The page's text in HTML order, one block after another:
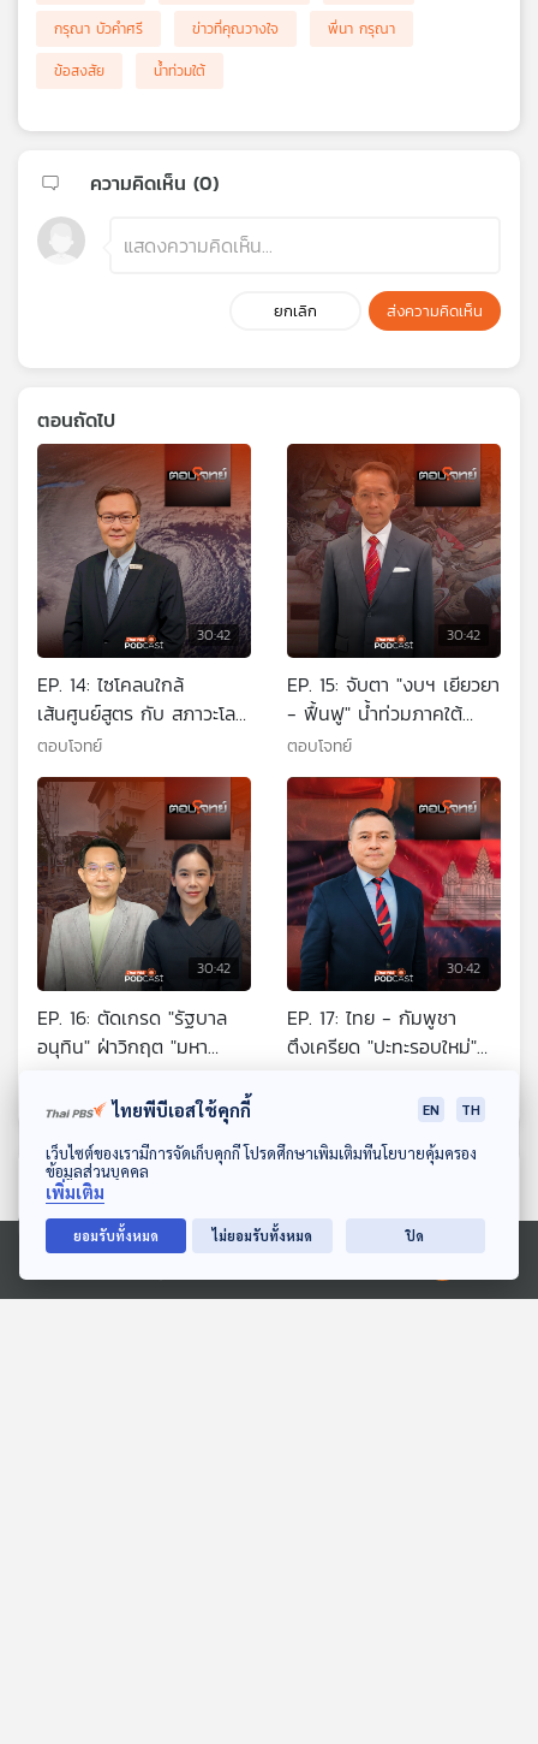
ดาวน์โหลด Thai PBS Podcast Application
Ⓒ 2020 องค์การกระจายเสียงและแพร่ภาพสาธารณะแห่งประเทศไทย
กรุณา บัวคำศรี
ข่าวที่คุณวางใจ
พี่นา กรุณา
ข้อสงสัย
น้ำท่วมใต้
ความคิดเห็น (0)
ยกเลิก ส่งความคิดเห็น
ตอนถัดไป
30:42
EP. 14: ไซโคลนใกล้
เส้นศูนย์สูตร กับ สภาวะโลก
เดือด
ตอบโจทย์
30:42
EP. 15: จับตา "งบฯ เยียวยา
- ฟื้นฟู" น้ำท่วมภาคใต้
"น้อยไป - ตกหล่น" หรือไม่
?
ตอบโจทย์
30:42
EP. 16: ตัดเกรด "รัฐบาล
อนุทิน" ฝ่าวิกฤต "มหา
30:42
EP. 17: ไทย - กัมพูชา
ตึงเครียด "ปะทะรอบใหม่"
ตอนที่เกี่ยวข้อง
ไทยพีบีเอสใช้คุกกี้ EN TH
เว็บไซต์ของเรามีการจัดเก็บคุกกี้ โปรดศึกษาเพิ่มเติมที่นโยบายคุ้มครอง
ข้อมูลส่วนบุคคล
เพิ่มเติม
ยอมรับทั้งหมด ไม่ยอมรับทั้งหมด ปิด